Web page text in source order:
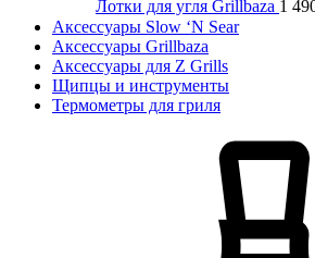
Лотки для угля Grillbaza 1
Аксессуары Slow ‘N Sear
Аксессуары Grillbaza
Аксессуары для Z Grills
Щипцы и инструменты
Термометры для гриля